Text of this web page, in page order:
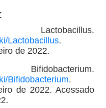
Lactobacillus.
de 2022.
Bifidobacterium.
de 2022. Acessado